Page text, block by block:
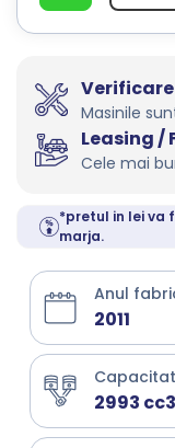
Masinile
Leasing /
Cele mai
*pretul in lei va
marja.
Anul
2011
2993 cc3